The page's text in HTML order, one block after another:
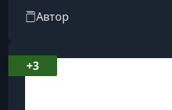
управлению весом и
привычекСтарший
ЛуговскихАвтор
СМИПубличный спикер и
Автор
+3